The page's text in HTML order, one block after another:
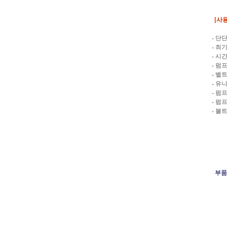
[사
- 단
- 최
- 시
- 펌
- 벨
- 유
- 펌
- 펌
- 볼
부